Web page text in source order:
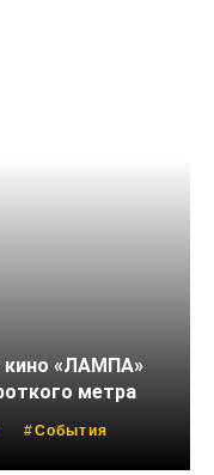
кино «ЛАМПА»
метра
#События